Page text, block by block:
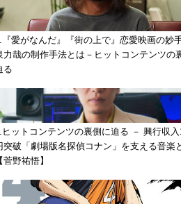
『愛がなんだ』『街の上で』恋愛映画の妙
力哉の制作手法とは－ヒットコンテンツの
る
ヒットコンテンツの裏側に迫る － 興行収
突破「劇場版名探偵コナン」を支える音楽
【菅野祐悟】